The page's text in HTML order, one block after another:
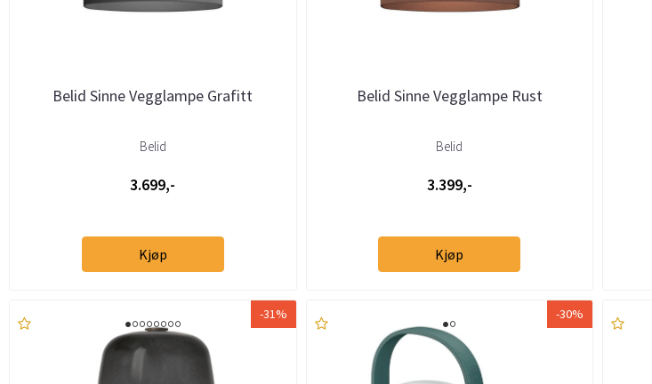
Belid Sinne Vegglampe Grafitt
Belid
3.699,-
Kjøp
Belid Sinne Vegglampe Rust
Belid
3.399,-
Kjøp
-31% -30%